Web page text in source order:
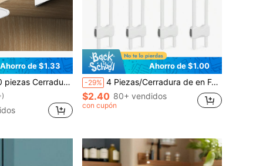
Ahorro de $1.33
perforación, adhesivas, cerraduras de cajón a prueba de niños para cajones y puertas, pestillos de gabinete a prueba de niños
Ahorro de $1.00
-29% 4 Piezas/Cerradura de en Forma de U Ajustable - Adecuada para Bebés y Mascotas, Adecuada para Cocinas, Baños, Cajones, Etc. Material ABS
$2.40 80+ vendidos
con cupón